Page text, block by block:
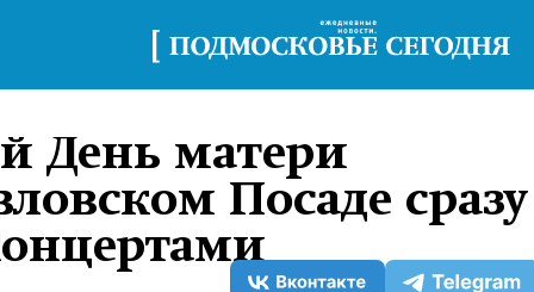
День матери
Посаде сразу